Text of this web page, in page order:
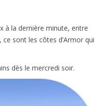
à la dernière minute, entre
sont les côtes d’Armor qui
dès le mercredi soir.